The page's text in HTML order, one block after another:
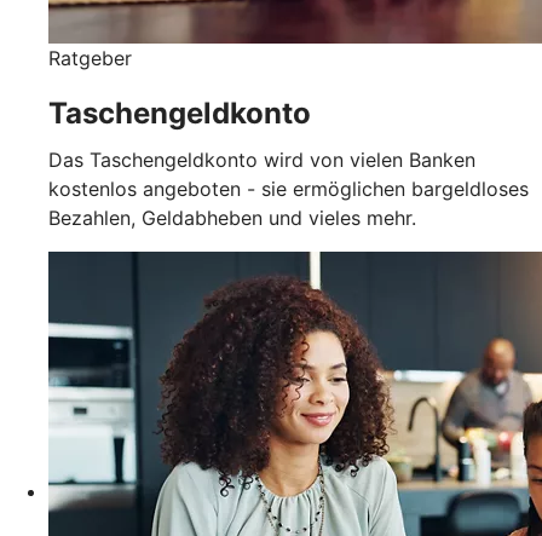
Ratgeber
Taschengeldkonto
Das Taschengeldkonto wird von vielen Banken
kostenlos angeboten - sie ermöglichen bargeldloses
Bezahlen, Geldabheben und vieles mehr.